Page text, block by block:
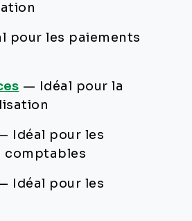
pour les paiements
—
Idéal pour la
Idéal pour les
Idéal pour les